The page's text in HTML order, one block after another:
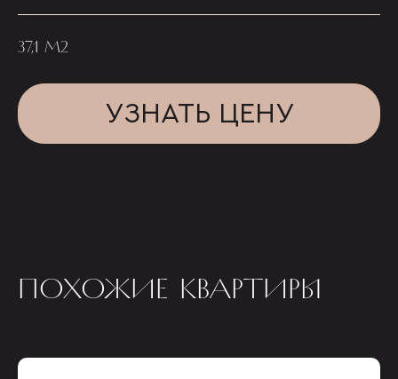
37,1 М2
УЗНАТЬ ЦЕНУ
ПОХОЖИЕ КВАРТИРЫ